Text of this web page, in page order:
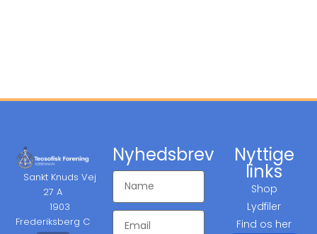
Sankt Knuds Vej
27 A
1903
Frederiksberg C
Nyhedsbrev Nyttige
links
Shop
Lydfiler
Find os her